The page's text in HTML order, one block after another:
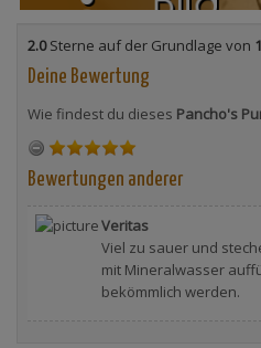
2.0Sterne auf der Grundlage von 1
Deine Bewertung
Wie findest du dieses Pancho's
Bewertungen anderer
Veritas
Viel zu sauer und
mit Mineralwasser
bekömmlich werden.